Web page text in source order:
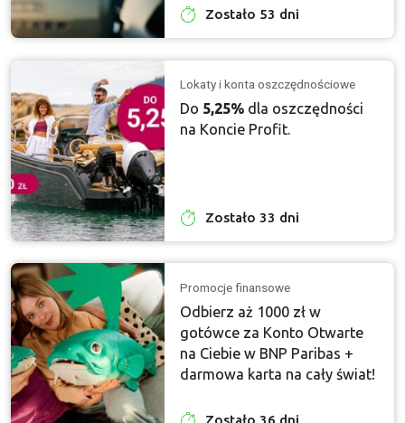
Zostało 53 dni
Lokaty i konta oszczędnościowe
Do 5,25% dla oszczędności
na Koncie Profit.
Zostało 33 dni
Promocje finansowe
Odbierz aż 1000 zł w
gotówce za Konto Otwarte
na Ciebie w BNP Paribas +
darmowa karta na cały świat!